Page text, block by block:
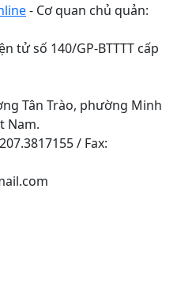
- Cơ quan chủ quản:
tử số 140/GP-BTTTT cấp
Tân Trào, phường Minh
Nam.
/ Fax: